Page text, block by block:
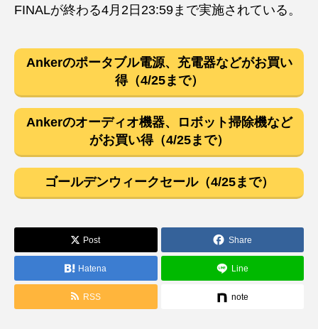
FINALが終わる4月2日23:59まで実施されている。
Ankerのポータブル電源、充電器などがお買い
得（4/25まで）
Ankerのオーディオ機器、ロボット掃除機など
がお買い得（4/25まで）
ゴールデンウィークセール（4/25まで）
Post Share
Hatena Line
RSS note